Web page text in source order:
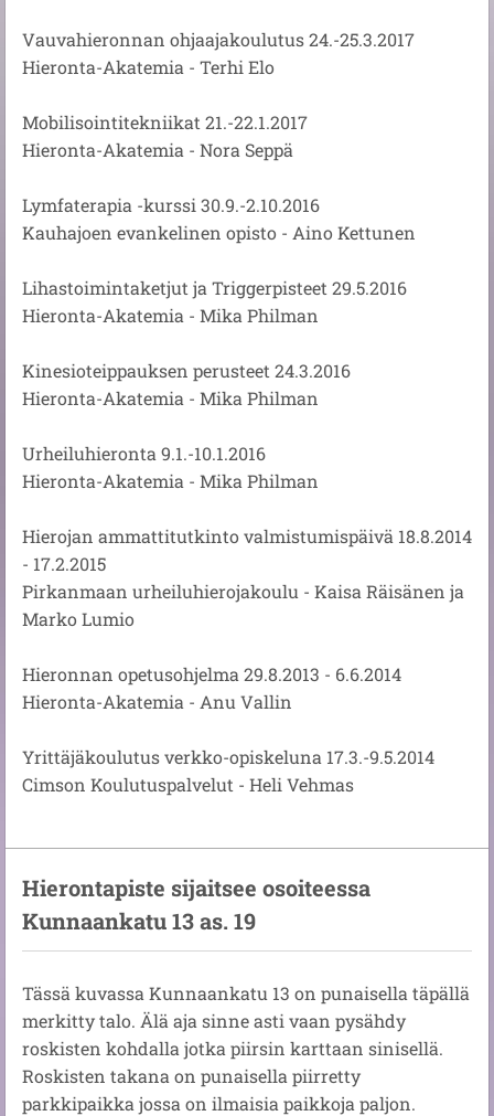
Vauvahieronnan ohjaajakoulutus 24.-25.3.2017
Hieronta-Akatemia - Terhi Elo
Mobilisointitekniikat 21.-22.1.2017
Hieronta-Akatemia - Nora Seppä
Lymfaterapia -kurssi 30.9.-2.10.2016
Kauhajoen evankelinen opisto - Aino Kettunen
Lihastoimintaketjut ja Triggerpisteet 29.5.2016
Hieronta-Akatemia - Mika Philman
Kinesioteippauksen perusteet 24.3.2016
Hieronta-Akatemia - Mika Philman
Urheiluhieronta 9.1.-10.1.2016
Hieronta-Akatemia - Mika Philman
Hierojan ammattitutkinto valmistumispäivä 18.8.2014
- 17.2.2015
Pirkanmaan urheiluhierojakoulu - Kaisa Räisänen ja
Marko Lumio
Hieronnan opetusohjelma 29.8.2013 - 6.6.2014
Hieronta-Akatemia - Anu Vallin
Yrittäjäkoulutus verkko-opiskeluna 17.3.-9.5.2014
Cimson Koulutuspalvelut - Heli Vehmas
Hierontapiste sijaitsee osoiteessa
Kunnaankatu 13 as. 19
Tässä kuvassa Kunnaankatu 13 on punaisella täpällä
merkitty talo. Älä aja sinne asti vaan pysähdy
roskisten kohdalla jotka piirsin karttaan sinisellä.
Roskisten takana on punaisella piirretty
parkkipaikka jossa on ilmaisia paikkoja paljon.